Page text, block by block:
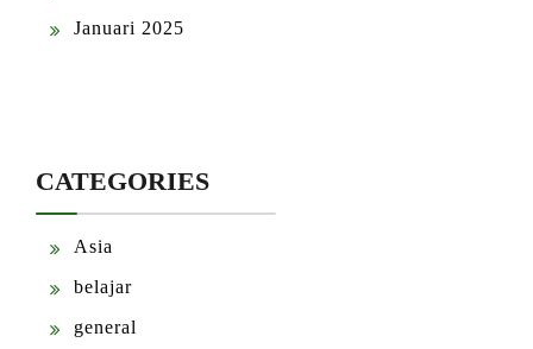
Januari 2025
CATEGORIES
Asia
belajar
general